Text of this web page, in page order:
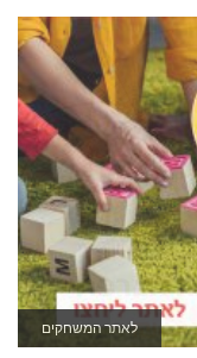
לאתר המשחקים